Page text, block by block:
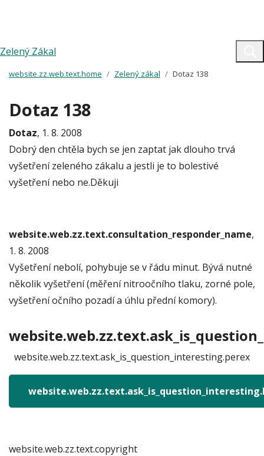
Zelený Zákal
website.zz.web.text.home Zelený zákal Dotaz 138
Dotaz 138
Dotaz, 1. 8. 2008
Dobrý den chtěla bych se jen zaptat jak dlouho trvá
vyšetření zeleného zákalu a jestli je to bolestivé
vyšetření nebo ne.Děkuji
website.web.zz.text.consultation_responder_name,
1. 8. 2008
Vyšetření nebolí, pohybuje se v řádu minut. Bývá nutné
několik vyšetření (měření nitroočního tlaku, zorné pole,
vyšetření očního pozadí a úhlu přední komory).
website.web.zz.text.ask_is_question_interesting.perex
website.web.zz.text.copyright